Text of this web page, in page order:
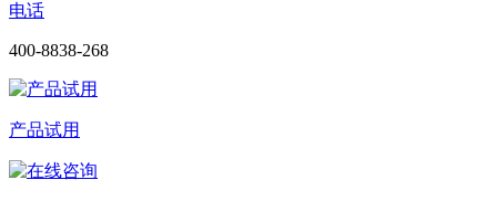
电话
400-8838-268
产品试用